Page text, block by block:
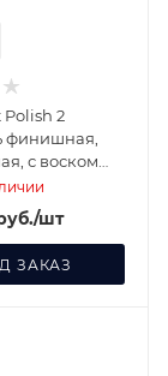
2
финишная,
с воском
фар после их
/шт
ЗАКАЗ